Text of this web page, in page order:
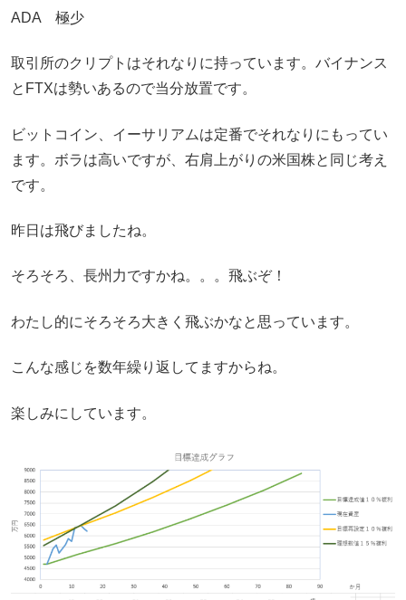
ADA 極少
取引所のクリプトはそれなりに持っています。バイナンス
とFTXは勢いあるので当分放置です。
ビットコイン、イーサリアムは定番でそれなりにもってい
ます。ボラは高いですが、右肩上がりの米国株と同じ考え
です。
昨日は飛びましたね。
そろそろ、長州力ですかね。。。飛ぶぞ！
わたし的にそろそろ大きく飛ぶかなと思っています。
こんな感じを数年繰り返してますからね。
楽しみにしています。